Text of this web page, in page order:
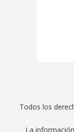
Todos los
La